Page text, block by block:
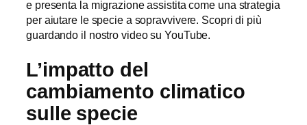
e presenta la migrazione assistita come una strategia
per aiutare le specie a sopravvivere. Scopri di più
guardando il nostro video su YouTube.
L’impatto del
cambiamento climatico
sulle specie